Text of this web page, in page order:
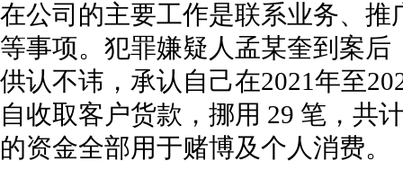
在公司的主要工作是联系业务、
等事项。犯罪嫌疑人孟某奎到案
供认不讳，承认自己在2021年至
自收取客户货款，挪用 29 笔，共
的资金全部用于赌博及个人消费。